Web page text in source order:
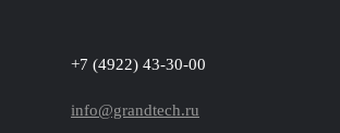
+7 (4922) 43-30-00
info@grandtech.ru